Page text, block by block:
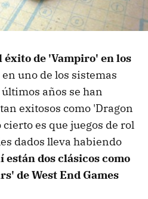
éxito de 'Vampiro' en los
uno de los sistemas
años se han
exitosos como 'Dragon
es que juegos de rol
dados lleva habiendo
están dos clásicos como
de West End Games